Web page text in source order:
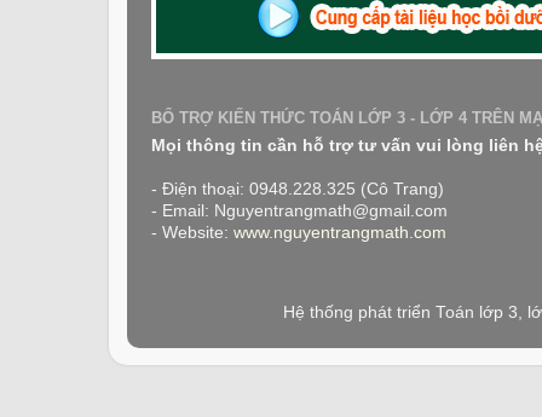
BỔ TRỢ KIẾN THỨC TOÁN LỚP 3 - LỚP 4 TRÊN
Mọi thông tin cần hỗ trợ tư vấn vui lòng liên
- Điện thoại: 0948.228.325 (Cô Trang)
- Email: Nguyentrangmath@gmail.com
- Website: www.nguyentrangmath.com
Hệ thống phát triển Toán lớp 3,